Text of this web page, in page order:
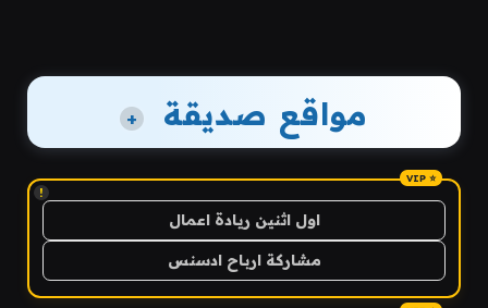
مواقع صديقة +
!
اول اثنين ريادة اعمال
مشاركة ارباح ادسنس